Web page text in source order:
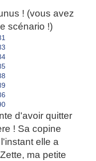
! (vous avez
scénario !)
d'avoir quitter
! Sa copine
elle a
ma petite